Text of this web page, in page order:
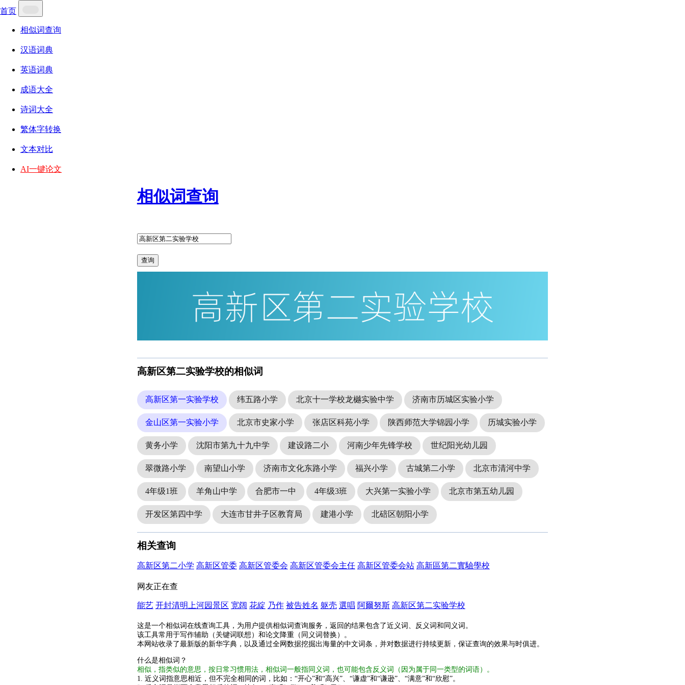
首页
相似词查询
汉语词典
英语词典
成语大全
诗词大全
繁体字转换
文本对比
AI一键论文
相似词查询
查询
高新区第二实验学校的相似词
高新区第一实验学校 纬五路小学 北京十一学校龙樾实验中学 济南市历城区实验小学
金山区第一实验小学 北京市史家小学 张店区科苑小学 陕西师范大学锦园小学 历城实验小学
黄务小学 沈阳市第九十九中学 建设路二小 河南少年先锋学校 世纪阳光幼儿园
翠微路小学 南望山小学 济南市文化东路小学 福兴小学 古城第二小学 北京市清河中学
4年级1班 羊角山中学 合肥市一中 4年级3班 大兴第一实验小学 北京市第五幼儿园
开发区第四中学 大连市甘井子区教育局 建港小学 北碚区朝阳小学
相关查询
高新区第二小学 高新区管委 高新区管委会 高新区管委会主任 高新区管委会站 高新區第二實驗學校
网友正在查
能艺 开封清明上河园景区 宽阔 花綻 乃作 被告姓名 躯壳 選唱 阿爾努斯 高新区第二实验学校
这是一个相似词在线查询工具，为用户提供相似词查询服务，返回的结果包含了近义词、反义词和同义词。
该工具常用于写作辅助（关键词联想）和论文降重（同义词替换）。
本网站收录了最新版的新华字典，以及通过全网数据挖掘出海量的中文词条，并对数据进行持续更新，保证查询的效果与时俱进。
什么是相似词？
相似，指类似的意思，按日常习惯用法，相似词一般指同义词，也可能包含反义词（因为属于同一类型的词语）。
1. 近义词指意思相近，但不完全相同的词，比如：“开心”和“高兴”、“谦虚”和“谦逊”、“满意”和“欣慰”。